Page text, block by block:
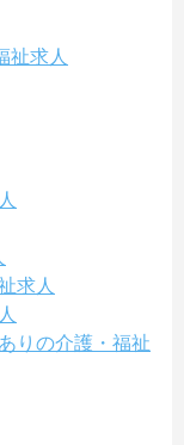
祉求人
求人
りの介護・福祉